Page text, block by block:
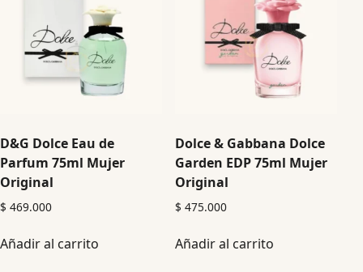
D&G Dolce Eau de
Parfum 75ml Mujer
Original
$ 469.000
Añadir al carrito
Dolce & Gabbana Dolce
Garden EDP 75ml Mujer
Original
$ 475.000
Añadir al carrito